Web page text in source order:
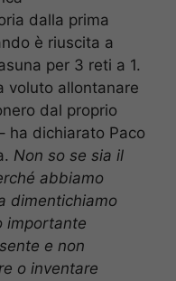
dalla prima
è riuscita a
per 3 reti a 1.
voluto allontanare
dal proprio
ha dichiarato Paco
Non so se sia il
abbiamo
dimentichiamo
importante
e non
o inventare